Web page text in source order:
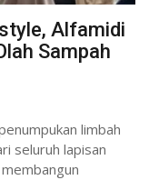
Alfamidi
Sampah
limbah
seluruh lapisan